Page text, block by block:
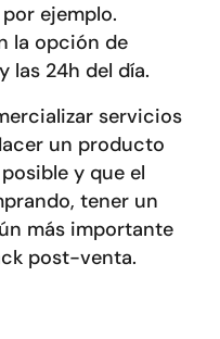
ejemplo.
la opción de
las 24h del día.
servicios
un producto
y que el
tener un
más importante
post-venta.